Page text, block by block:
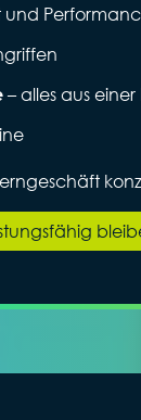
und
– alles aus